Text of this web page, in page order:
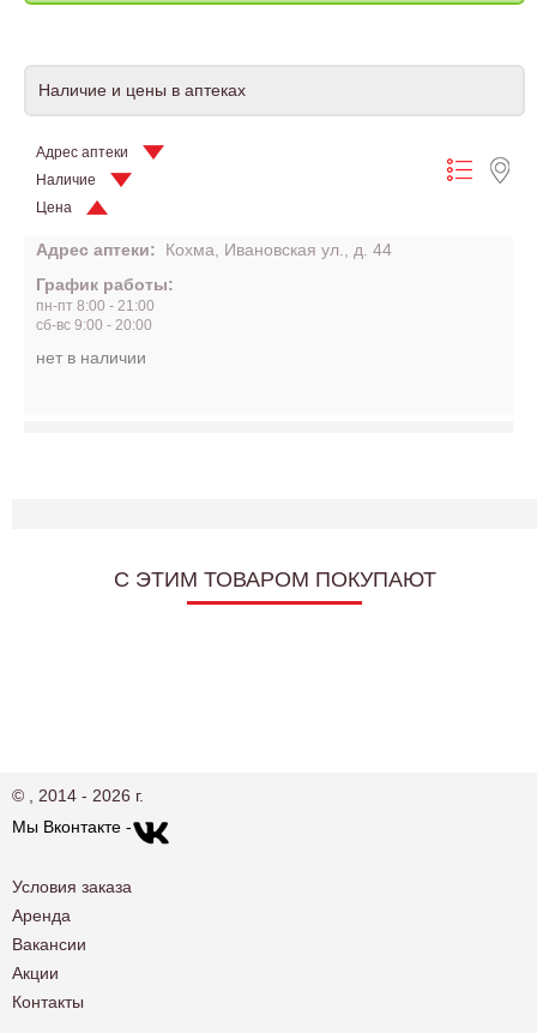
Наличие и цены в аптеках
Адрес аптеки
Наличие
Цена
Адрес аптеки:
Кохма, Ивановская ул., д. 44
График работы:
пн-пт 8:00 - 21:00
сб-вс 9:00 - 20:00
нет в наличии
C ЭТИМ ТОВАРОМ ПОКУПАЮТ
© , 2014 - 2026 г.
Мы Вконтакте -
Условия заказа
Аренда
Вакансии
Акции
Контакты